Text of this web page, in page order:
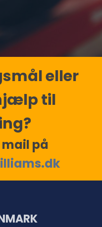
eller
til
mail på